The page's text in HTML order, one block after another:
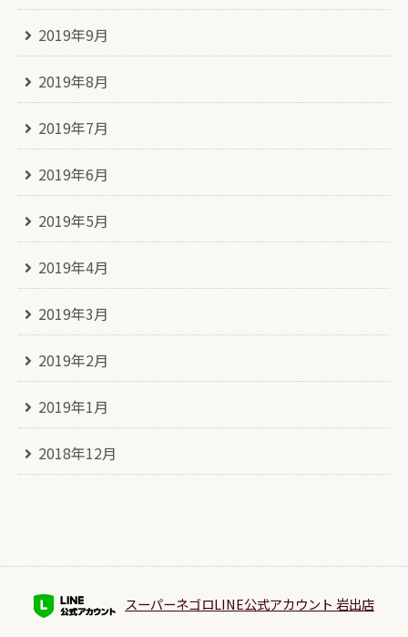
2019年9月
2019年8月
2019年7月
2019年6月
2019年5月
2019年4月
2019年3月
2019年2月
2019年1月
2018年12月
スーパーネゴロLINE公式アカウント 岩出店